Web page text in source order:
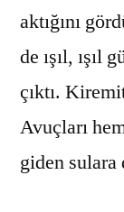
aktığını
de ışıl, ışıl
çıktı.
Avuçları
giden sulara